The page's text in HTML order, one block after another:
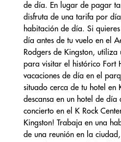
de día. En lugar de pagar
disfruta de una tarifa por
habitación de día. Si
día antes de tu vuelo en el
Rodgers de Kingston, utiliza
para visitar el histórico Fort
vacaciones de día en el
situado cerca de tu hotel en
descansa en un hotel de día
concierto en el K Rock
Kingston! Trabaja en una
de una reunión en la